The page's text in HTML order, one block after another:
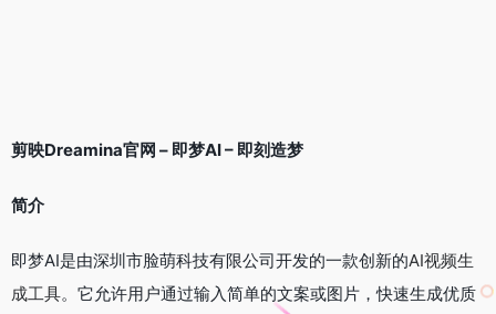
剪映Dreamina官网 – 即梦AI – 即刻造梦
简介
即梦AI是由深圳市脸萌科技有限公司开发的一款创新的AI视频生
成工具。它允许用户通过输入简单的文案或图片，快速生成优质